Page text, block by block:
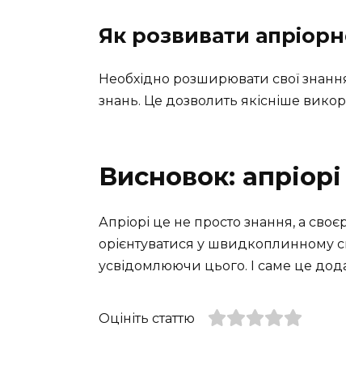
Як розвивати
Необхідно розширювати свої
знань. Це дозволить якісніше
Висновок:
Апріорі це не просто знання, а
орієнтуватися у швидкоплинному
усвідомлюючи цього. І саме це
Оцініть статтю